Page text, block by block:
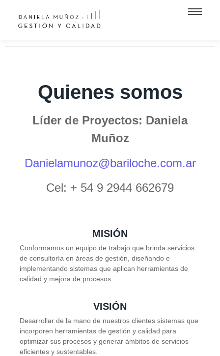
Quienes somos
Líder de Proyectos: Daniela
Muñoz
Danielamunoz@bariloche.com.ar
Cel: + 54 9 2944 662679
MISIÓN
Conformamos un equipo de trabajo que brinda servicios
de consultoría en áreas de gestión, diseñando e
implementando sistemas que aplican herramientas de
calidad y mejora de procesos.
VISIÓN
Desarrollar de la mano de nuestros clientes sistemas que
incorporen herramientas de gestión y calidad para
optimizar sus procesos y generar ámbitos de servicios
eficientes y sustentables.